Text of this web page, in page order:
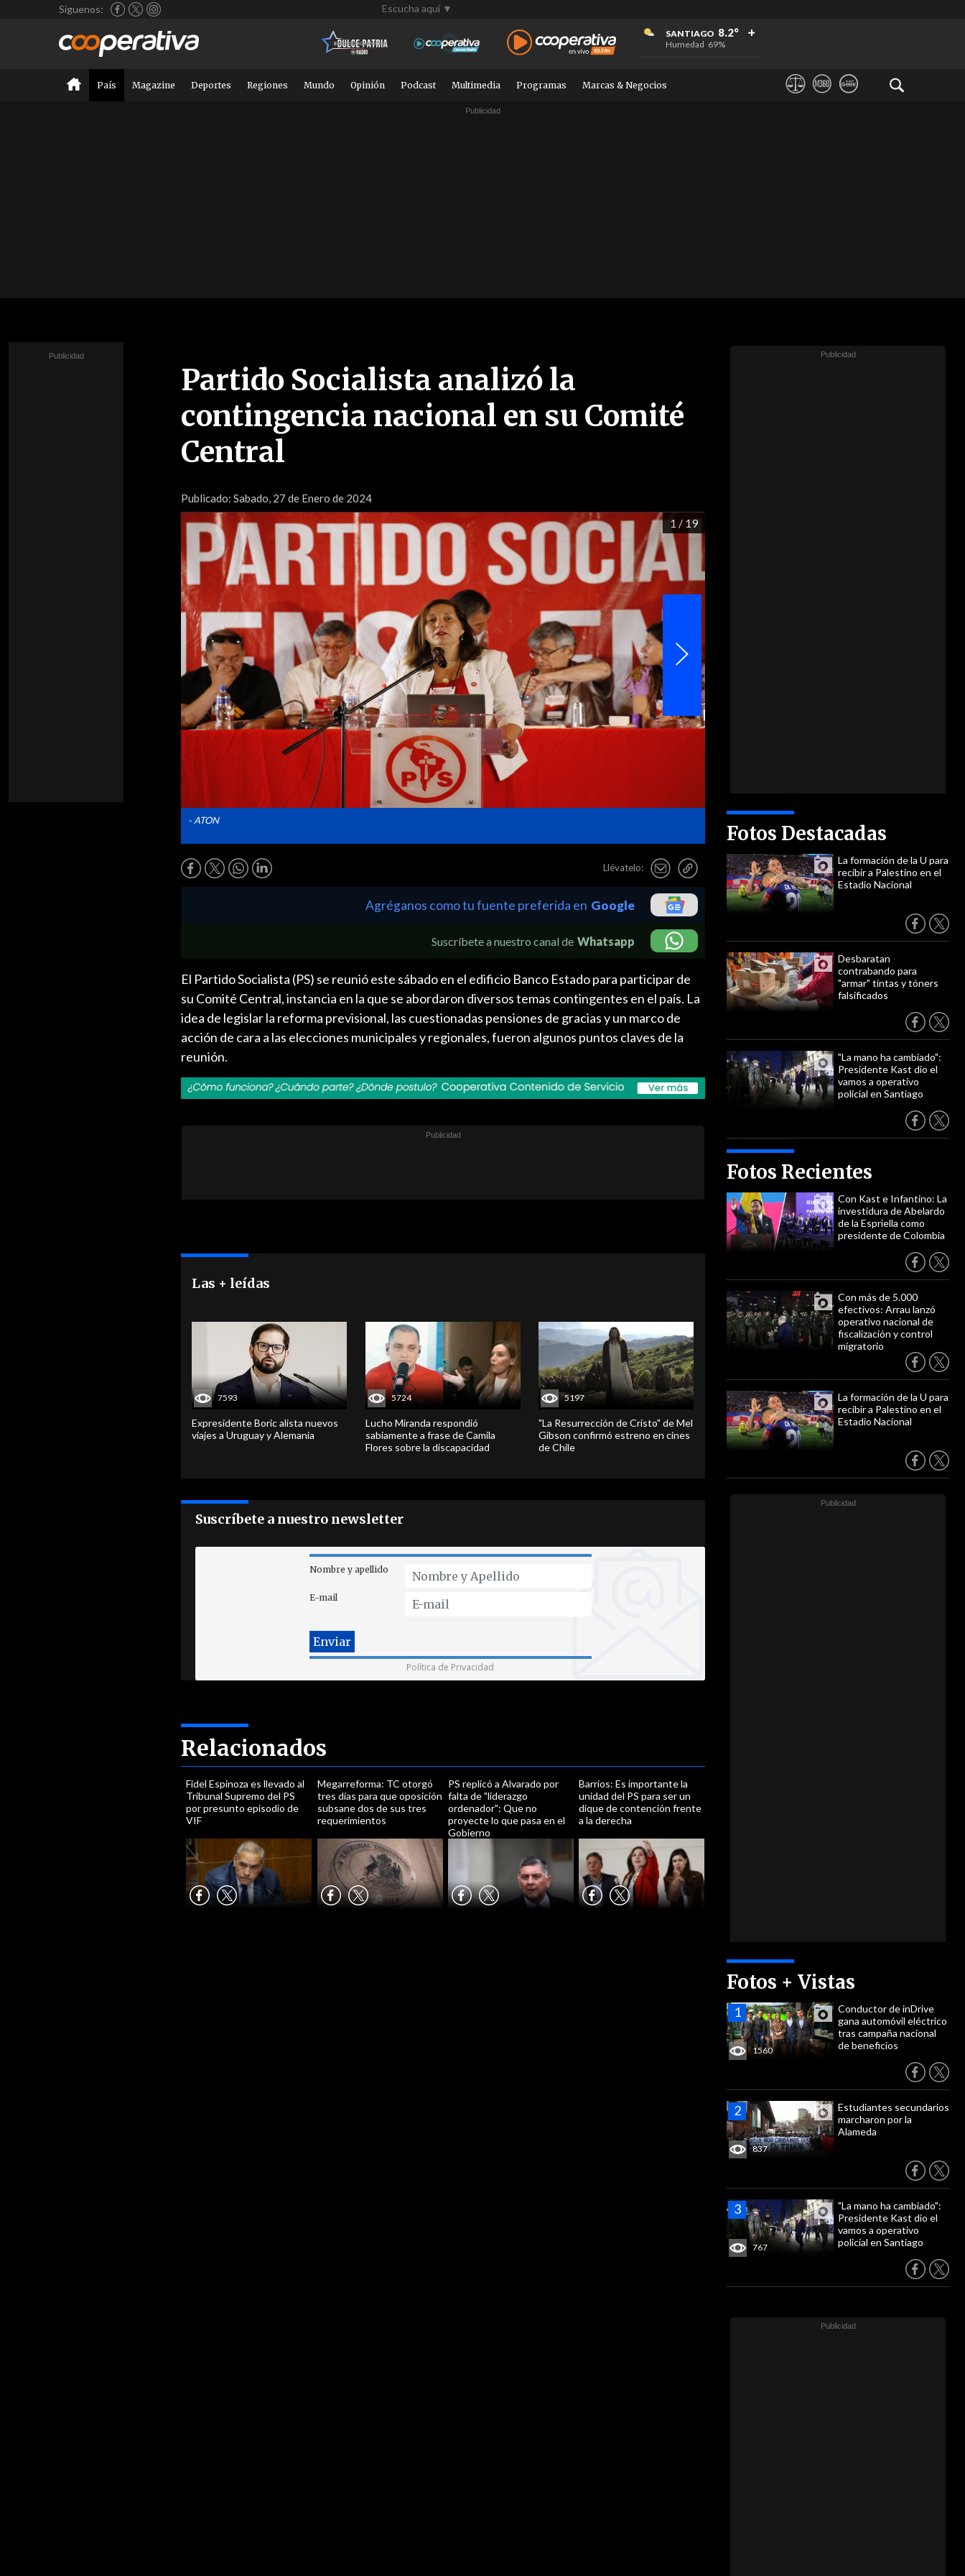
Síguenos: Escucha aquí ▼
SANTIAGO 8.2°
Humedad 69%
+
+
+
País Magazine Deportes Regiones Mundo Opinión Podcast Multimedia Programas Marcas & Negocios
Partido Socialista analizó la
contingencia nacional en su Comité
Central
Publicado: Sabado, 27 de Enero de 2024
1 / 19
- ATON
Llévatelo:
Fotos Destacadas
La formación de la U para
recibir a Palestino en el
Estadio Nacional
Desbaratan
contrabando para
"armar" tintas y tóners
falsificados
"La mano ha cambiado":
Presidente Kast dio el
vamos a operativo
policial en Santiago
Fotos Recientes
Con Kast e Infantino: La
investidura de Abelardo
de la Espriella como
presidente de Colombia
Con más de 5.000
efectivos: Arrau lanzó
operativo nacional de
fiscalización y control
migratorio
La formación de la U para
recibir a Palestino en el
Estadio Nacional
Fotos + Vistas
1560
Conductor de inDrive
gana automóvil eléctrico
tras campaña nacional
de beneficios
837
Estudiantes secundarios
marcharon por la
Alameda
767
"La mano ha cambiado":
Presidente Kast dio el
vamos a operativo
policial en Santiago
Agréganos como tu fuente preferida en Google
Suscríbete a nuestro canal de Whatsapp
El Partido Socialista (PS) se reunió este sábado en el edificio Banco Estado para participar de
su Comité Central, instancia en la que se abordaron diversos temas contingentes en el país. La
idea de legislar la reforma previsional, las cuestionadas pensiones de gracias y un marco de
acción de cara a las elecciones municipales y regionales, fueron algunos puntos claves de la
reunión.
Las + leídas
7593
Expresidente Boric alista nuevos
viajes a Uruguay y Alemania
5724
Lucho Miranda respondió
sabiamente a frase de Camila
Flores sobre la discapacidad
5197
"La Resurrección de Cristo" de Mel
Gibson confirmó estreno en cines
de Chile
Suscríbete a nuestro newsletter
Nombre y apellido
E-mail
Política de Privacidad
Relacionados
Fidel Espinoza es llevado al
Tribunal Supremo del PS
por presunto episodio de
VIF
Megarreforma: TC otorgó
tres días para que oposición
subsane dos de sus tres
requerimientos
PS replicó a Alvarado por
falta de "liderazgo
ordenador": Que no
proyecte lo que pasa en el
Gobierno
Barrios: Es importante la
unidad del PS para ser un
dique de contención frente
a la derecha